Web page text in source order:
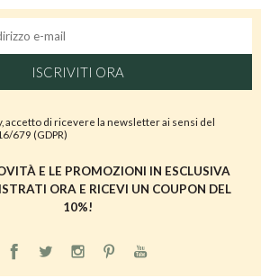
ISCRIVITI ORA
, accetto di ricevere la newsletter ai sensi del
679 (GDPR)
E LE PROMOZIONI IN ESCLUSIVA
ORA E RICEVI UN COUPON DEL
10%!